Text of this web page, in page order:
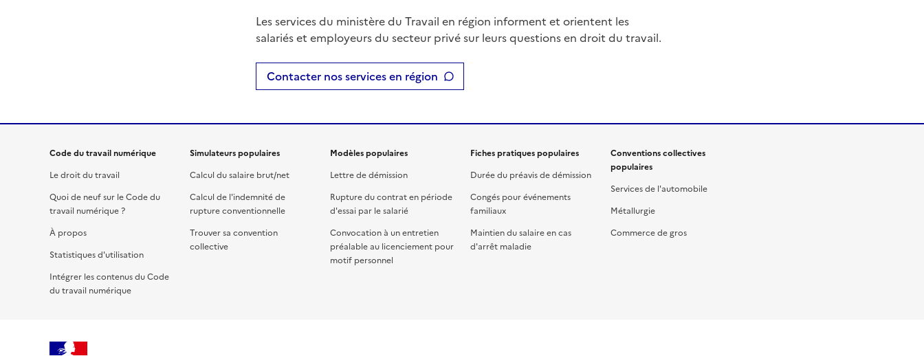
Les services du ministère du Travail en région informent et orientent les
salariés et employeurs du secteur privé sur leurs questions en droit du travail.
Contacter nos services en région
Code du travail numérique
Le droit du travail
Quoi de neuf sur le Code du
travail numérique ?
À propos
Statistiques d'utilisation
Intégrer les contenus du Code
du travail numérique
Simulateurs populaires
Calcul du salaire brut/net
Calcul de l'indemnité de
rupture conventionnelle
Trouver sa convention
collective
Modèles populaires
Lettre de démission
Rupture du contrat en période
d'essai par le salarié
Convocation à un entretien
préalable au licenciement pour
motif personnel
Fiches pratiques populaires
Durée du préavis de démission
Congés pour événements
familiaux
Maintien du salaire en cas
d'arrêt maladie
Conventions collectives
populaires
Services de l'automobile
Métallurgie
Commerce de gros